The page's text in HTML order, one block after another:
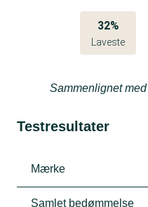
32%
Laveste
Sammenlignet med
Testresultater
Mærke
Samlet bedømmelse